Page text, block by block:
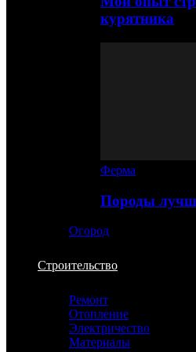
курятника
Ферма
Породы
Огород
Строительство
Ремонт
Отопление
Электричество
Материалы